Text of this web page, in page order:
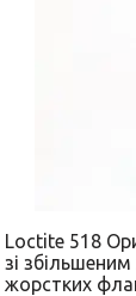
Loctite 518
зі
жорстких